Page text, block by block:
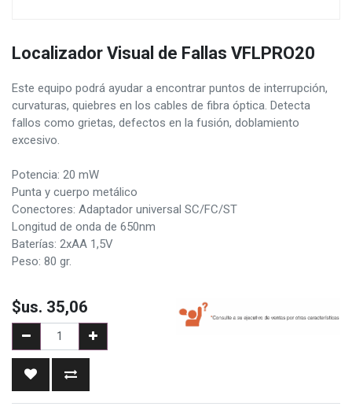
Localizador Visual de Fallas VFLPRO20
Este equipo podrá ayudar a encontrar puntos de interrupción,
curvaturas, quiebres en los cables de fibra óptica. Detecta
fallos como grietas, defectos en la fusión, doblamiento
excesivo.
Potencia: 20 mW
Punta y cuerpo metálico
Conectores: Adaptador universal SC/FC/ST
Longitud de onda de 650nm
Baterías: 2xAA 1,5V
Peso: 80 gr.
$us. 35,06